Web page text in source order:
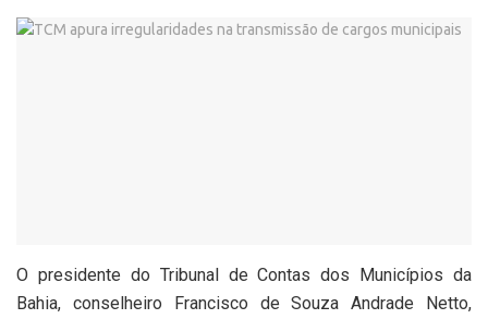
O presidente do Tribunal de Contas dos Municípios da
Bahia, conselheiro Francisco de Souza Andrade Netto,